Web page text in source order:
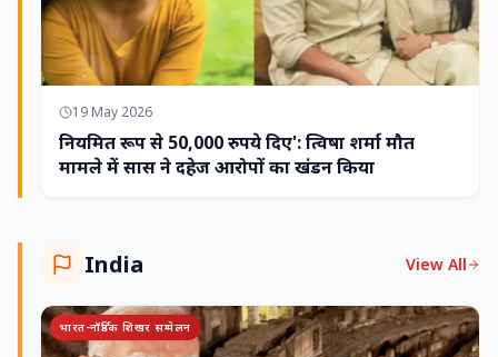
19 May 2026
नियमित रूप से 50,000 रुपये दिए': त्विषा शर्मा मौत
मामले में सास ने दहेज आरोपों का खंडन किया
India View All
भारत-नॉर्डिक शिखर सम्मेलन